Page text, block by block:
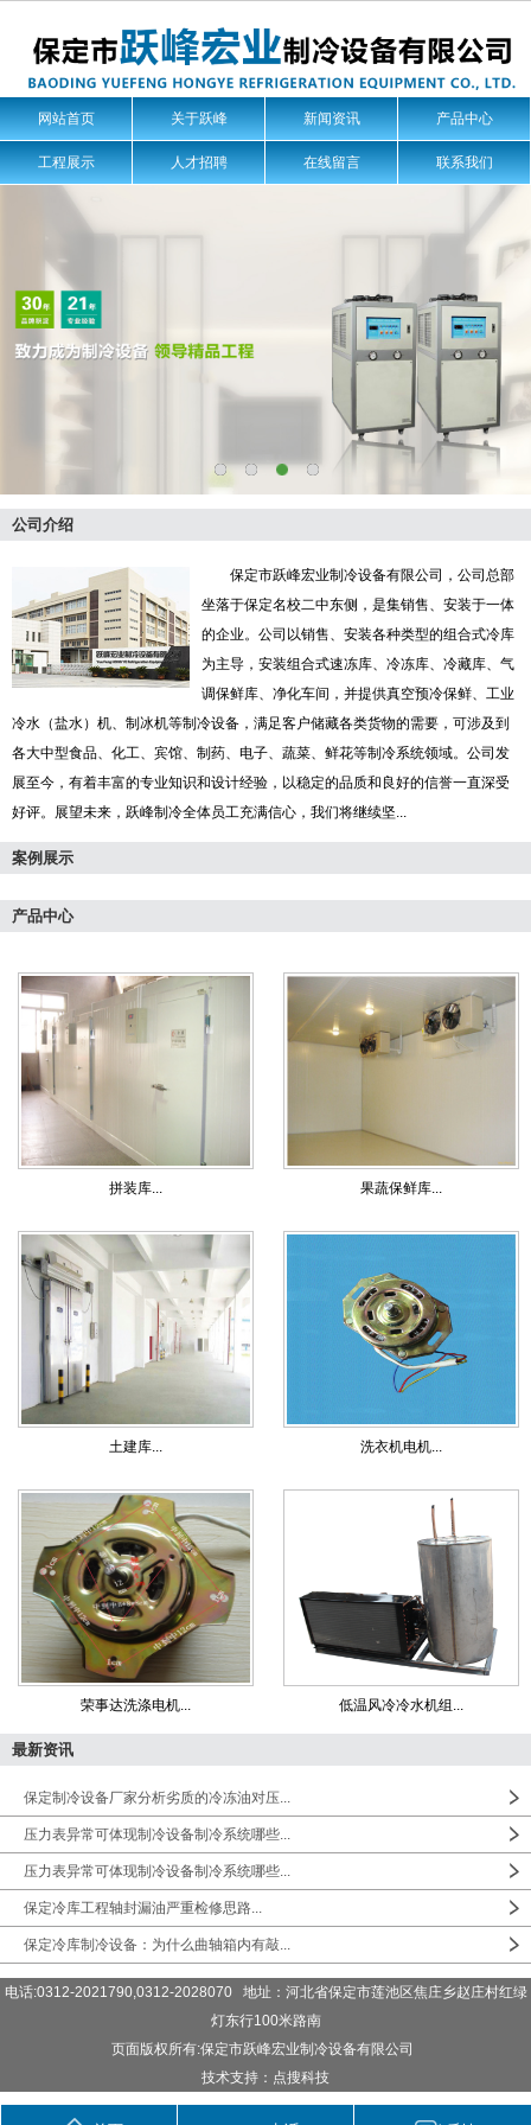
网站首页 关于跃峰 新闻资讯 产品中心
工程展示 人才招聘 在线留言 联系我们
公司介绍
保定市跃峰宏业制冷设备有限公司，公司总部
坐落于保定名校二中东侧，是集销售、安装于一体
的企业。公司以销售、安装各种类型的组合式冷库
为主导，安装组合式速冻库、冷冻库、冷藏库、气
调保鲜库、净化车间，并提供真空预冷保鲜、工业
冷水（盐水）机、制冰机等制冷设备，满足客户储藏各类货物的需要，可涉及到
各大中型食品、化工、宾馆、制药、电子、蔬菜、鲜花等制冷系统领域。公司发
展至今，有着丰富的专业知识和设计经验，以稳定的品质和良好的信誉一直深受
好评。展望未来，跃峰制冷全体员工充满信心，我们将继续坚...
案例展示
产品中心
拼装库... 果蔬保鲜库...
土建库... 洗衣机电机...
荣事达洗涤电机... 低温风冷冷水机组...
最新资讯
保定制冷设备厂家分析劣质的冷冻油对压...
压力表异常可体现制冷设备制冷系统哪些...
压力表异常可体现制冷设备制冷系统哪些...
保定冷库工程轴封漏油严重检修思路...
保定冷库制冷设备：为什么曲轴箱内有敲...
电话:0312-2021790,0312-2028070 地址：河北省保定市莲池区焦庄乡赵庄村红绿
灯东行100米路南
页面版权所有:保定市跃峰宏业制冷设备有限公司
技术支持：点搜科技